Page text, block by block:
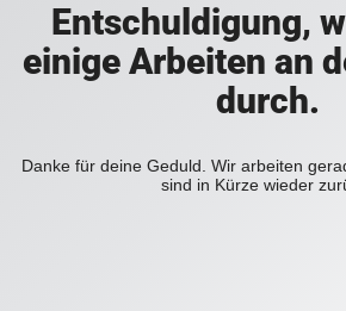
Entschuldigung,
einige Arbeiten an
durch.
Danke für deine Geduld. Wir arbeiten
sind in Kürze wieder